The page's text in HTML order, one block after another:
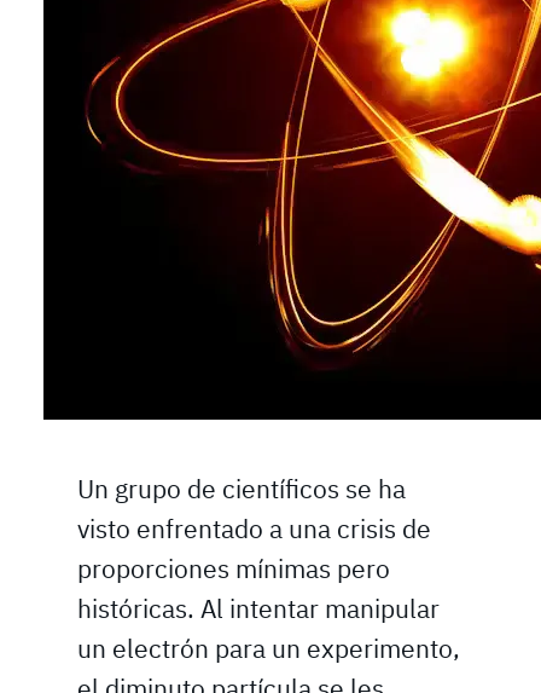
Un grupo de científicos se ha
visto enfrentado a una crisis de
proporciones mínimas pero
históricas. Al intentar manipular
un electrón para un experimento,